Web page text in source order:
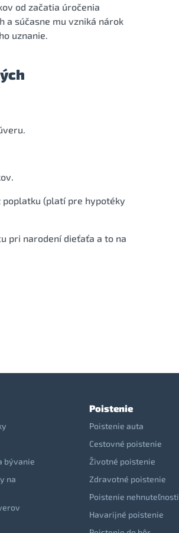
od začatia úročenia
a súčasne mu vzniká nárok
uznanie.
poplatku (platí pre hypotéky
pri narodení dieťaťa a to na
bývanie
na
Poistenie
Poistenie auta
Cestovné poistenie
Životné poistenie
Zdravotné poistenie
Poistenie nehnuteľnosti
Havarijné poistenie